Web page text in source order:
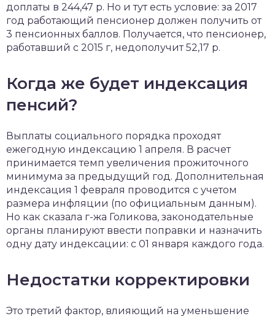
доплаты в 244,47 р. Но и тут есть условие: за 2017
год работающий пенсионер должен получить от
3 пенсионных баллов. Получается, что пенсионер,
работавший с 2015 г, недополучит 52,17 р.
Когда же будет индексация
пенсий?
Выплаты социального порядка проходят
ежегодную индексацию 1 апреля. В расчет
принимается темп увеличения прожиточного
минимума за предыдущий год. Дополнительная
индексация 1 февраля проводится с учетом
размера инфляции (по официальным данным).
Но как сказала г-жа Голикова, законодательные
органы планируют ввести поправки и назначить
одну дату индексации: с 01 января каждого года.
Недостатки корректировки
Это третий фактор, влияющий на уменьшение